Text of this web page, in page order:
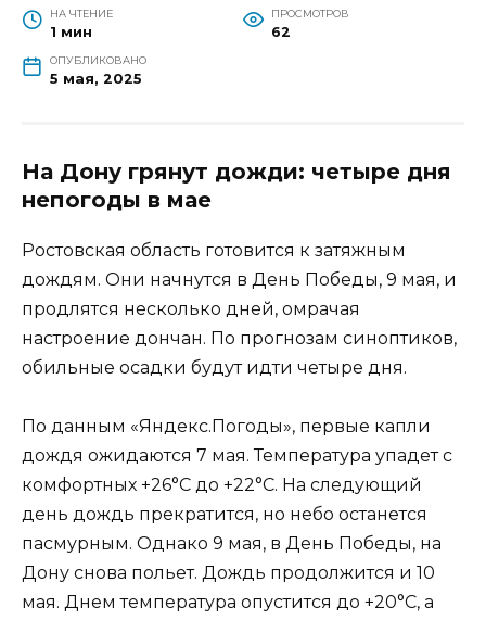
НА ЧТЕНИЕ
1 мин
ПРОСМОТРОВ
62
ОПУБЛИКОВАНО
5 мая, 2025
На Дону грянут дожди: четыре дня
непогоды в мае
Ростовская область готовится к затяжным
дождям. Они начнутся в День Победы, 9 мая, и
продлятся несколько дней, омрачая
настроение дончан. По прогнозам синоптиков,
обильные осадки будут идти четыре дня.
По данным «Яндекс.Погоды», первые капли
дождя ожидаются 7 мая. Температура упадет с
комфортных +26°C до +22°C. На следующий
день дождь прекратится, но небо останется
пасмурным. Однако 9 мая, в День Победы, на
Дону снова польет. Дождь продолжится и 10
мая. Днем температура опустится до +20°C, а